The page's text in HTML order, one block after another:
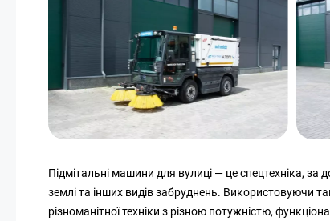
Підмітальні машини для вулиці — це спецтехніка,
землі та інших видів забруднень. Використовуючи
різноманітної техніки з різною потужністю,